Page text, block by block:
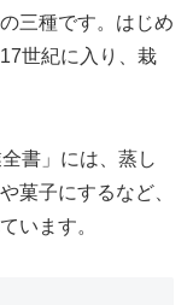
三種です。はじめ
世紀に入り、栽
書」には、蒸し
菓子にするなど、
います。